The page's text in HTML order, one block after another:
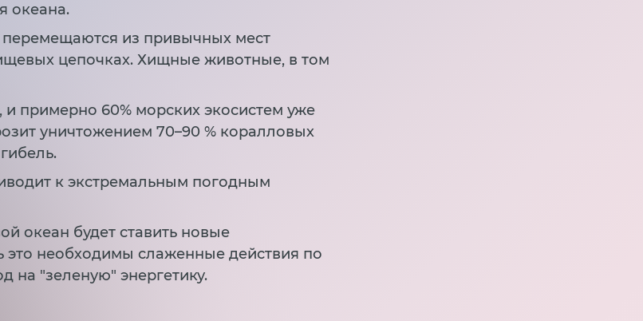
океана.
из привычных мест
цепочках. Хищные животные, в том
и примерно 60% морских экосистем уже
уничтожением 70–90 % коралловых
к экстремальным погодным
океан будет ставить новые
это необходимы слаженные действия по
на "зеленую" энергетику.